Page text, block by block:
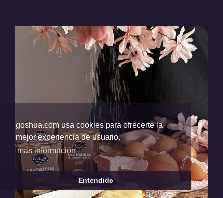
goshua.com usa cookies para ofrecerte la
mejor experiencia de usuario.
más información
Entendido